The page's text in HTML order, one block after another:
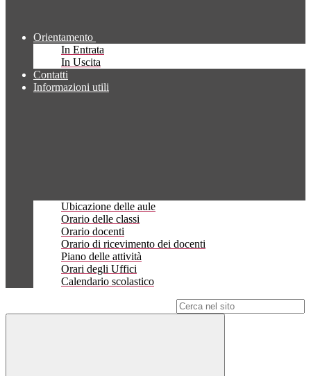
Orientamento
In Entrata
In Uscita
Contatti
Informazioni utili
Ubicazione delle aule
Orario delle classi
Orario docenti
Orario di ricevimento dei docenti
Piano delle attività
Orari degli Uffici
Calendario scolastico